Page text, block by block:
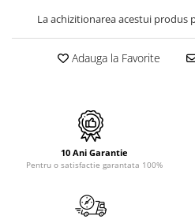
Recomandate
SETURI CHIUVETA DE BUCATARIE SI
La achizitionarea acestui produs
Adauga la Favorite
10 Ani Garantie
Pentru o satisfactie garantata 100%